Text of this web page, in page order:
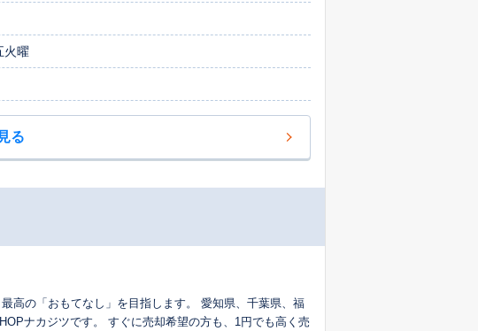
火曜
る
高の「おもてなし」を目指します。 愛知県、千葉県、福
ナカジツです。 すぐに売却希望の方も、1円でも高く売